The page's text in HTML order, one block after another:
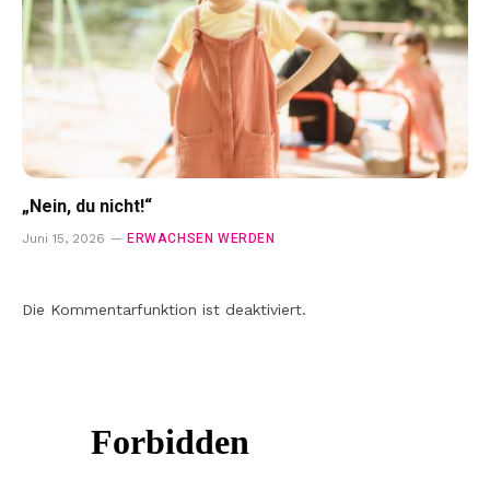
„Nein, du nicht!“
Juni 15, 2026 ERWACHSEN WERDEN
Die Kommentarfunktion ist deaktiviert.